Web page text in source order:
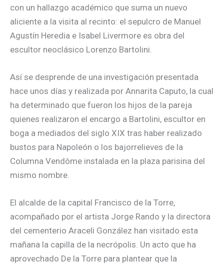
con un hallazgo académico que suma un nuevo
aliciente a la visita al recinto: el sepulcro de Manuel
Agustín Heredia e Isabel Livermore es obra del
escultor neoclásico Lorenzo Bartolini.
Así se desprende de una investigación presentada
hace unos días y realizada por Annarita Caputo, la cual
ha determinado que fueron los hijos de la pareja
quienes realizaron el encargo a Bartolini, escultor en
boga a mediados del siglo XIX tras haber realizado
bustos para Napoleón o los bajorrelieves de la
Columna Vendôme instalada en la plaza parisina del
mismo nombre.
El alcalde de la capital Francisco de la Torre,
acompañado por el artista Jorge Rando y la directora
del cementerio Araceli González han visitado esta
mañana la capilla de la necrópolis. Un acto que ha
aprovechado De la Torre para plantear que la